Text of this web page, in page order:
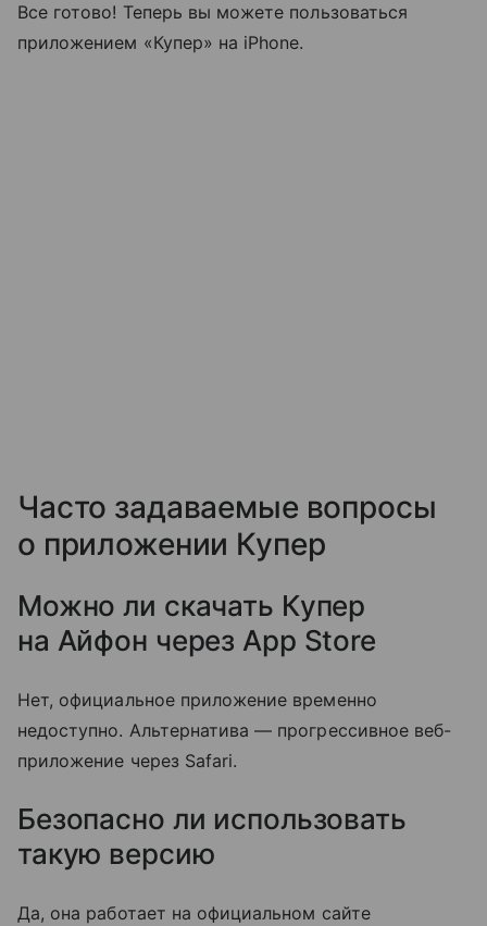
Все готово! Теперь вы можете пользоваться
приложением «Купер» на iPhone.
Часто задаваемые вопросы
о приложении Купер
Можно ли скачать Купер
на Айфон через App Store
Нет, официальное приложение временно
недоступно. Альтернатива — прогрессивное веб-
приложение через Safari.
Безопасно ли использовать
такую версию
Да, она работает на официальном сайте